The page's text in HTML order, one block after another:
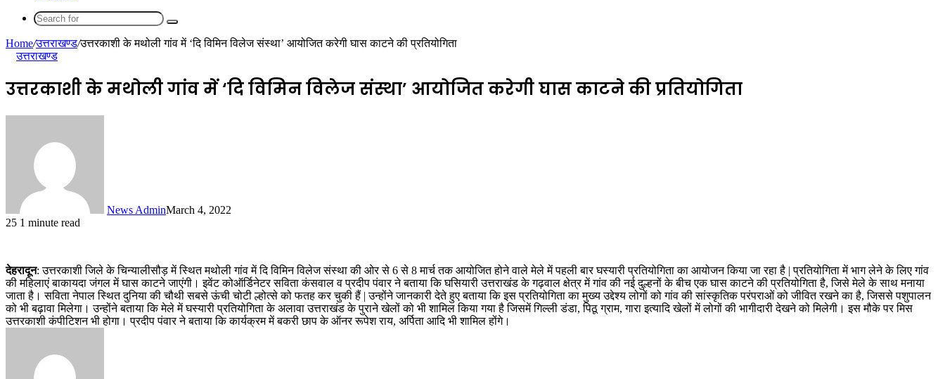
Search
for
Home/उत्तराखण्ड/उत्तरकाशी के मथोली गांव में ‘दि विमिन विलेज संस्था’ आयोजित करेगी घास काटने की प्रतियोगिता
उत्तराखण्ड
उत्तरकाशी के मथोली गांव में ‘दि विमिन विलेज संस्था’ आयोजित करेगी घास काटने की प्रतियोगिता
News AdminMarch 4, 2022
25 1 minute read
देहरादून: उत्तरकाशी जिले के चिन्यालीसौड़ में स्थित मथोली गांव में दि विमिन विलेज संस्था की ओर से 6 से 8 मार्च तक आयोजित होने वाले मेले में पहली बार घस्यारी प्रतियोगिता का आयोजन किया जा रहा है | प्रतियोगिता में भाग लेने के लिए गांव
की महिलाएं बाकायदा जंगल में घास काटने जाएंगी। इवेंट कोऑर्डिनेटर सविता कंसवाल व प्रदीप पंवार ने बताया कि घसियारी उत्तराखंड के गढ़वाल क्षेत्र में गांव की नई दुल्हनों के बीच एक घास काटने की प्रतियोगिता है, जिसे मेले के साथ मनाया
जाता है। सविता नेपाल स्थित दुनिया की चौथी सबसे ऊंची चोटी ल्होत्से को फतह कर चुकी हैं | उन्होंने जानकारी देते हुए बताया कि इस प्रतियोगिता का मुख्य उद्देश्य लोगों को गांव की सांस्कृतिक परंपराओं को जीवित रखने का है, जिससे पशुपालन
को भी बढ़ावा मिलेगा। उन्होंने बताया कि मेले में घस्यारी प्रतियोगिता के अलावा उत्तराखंड के पुराने खेलों को भी शामिल किया गया है जिसमें गिल्ली डंडा, पिठू ग्राम, गारा इत्यादि खेलों में लोगों की भागीदारी देखने को मिलेगी। इस मौके पर मिस
उत्तरकाशी कंपीटिशन भी होगा। प्रदीप पंवार ने बताया कि कार्यक्रम में बकरी छाप के ऑनर रूपेश राय, अर्पिता आदि भी शामिल होंगे।